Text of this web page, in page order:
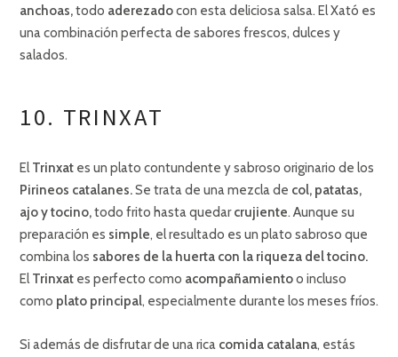
anchoas,todo aderezadocon esta deliciosa salsa. El Xató es
una combinación perfecta de sabores frescos, dulces y
salados.
10. TRINXAT
ElTrinxat es un plato contundente y sabroso originario de los
Pirineos catalanes.Se trata de una mezcla de col, patatas,
ajo y tocino,todo frito hasta quedarcrujiente. Aunque su
preparación es simple, el resultado es un plato sabroso que
combina los sabores de la huerta con la riqueza del tocino.
ElTrinxat es perfecto como acompañamientoo incluso
como plato principal, especialmente durante los meses fríos.
Si además de disfrutar de una rica comida catalana, estás